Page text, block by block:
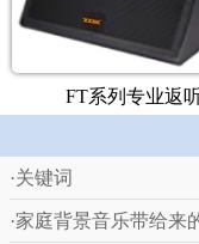
FT系列专业返
·关键词
·家庭背景音乐带给来